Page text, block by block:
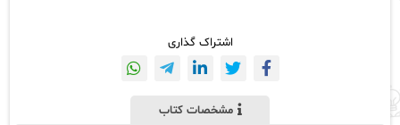
اشتراک گذاری
مشخصات کتاب